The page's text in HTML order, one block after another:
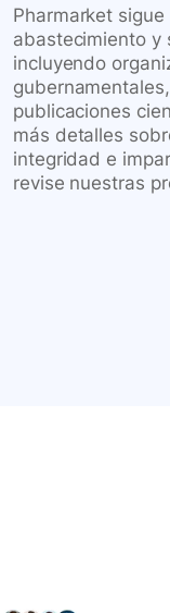
Pharmarket
abastecimiento y
incluyendo
publicaciones
más detalles
integridad e
revise nuestras